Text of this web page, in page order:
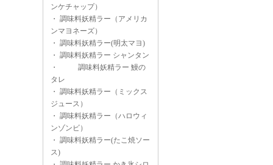
ンケチャップ）
・ 調味料妖精ラー（アメリカ
ンマヨネーズ）
・ 調味料妖精ラー(明太マヨ)
・ 調味料妖精ラー シャンタン
・
調味料妖精ラー 鰻の
タレ
・ 調味料妖精ラー（ミックス
ジュース）
・ 調味料妖精ラー（ハロウィ
ンゾンビ）
・ 調味料妖精ラー(たこ焼ソー
ス)